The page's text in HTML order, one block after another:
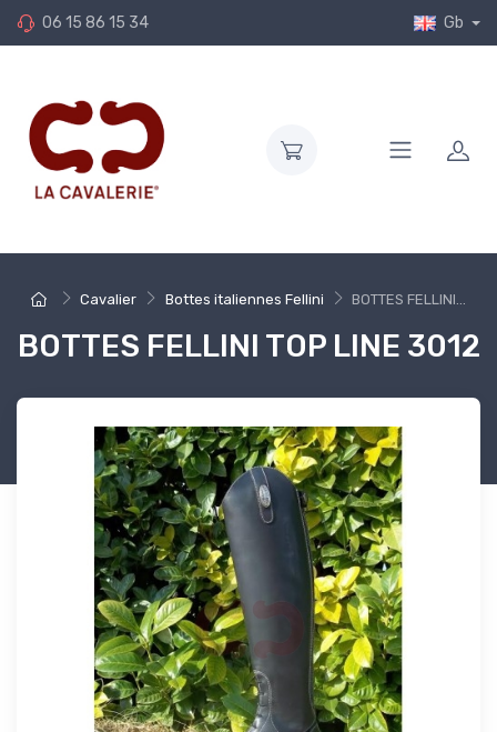
06 15 86 15 34 Gb
Cavalier Bottes italiennes Fellini BOTTES FELLINI...
BOTTES FELLINI TOP LINE 3012